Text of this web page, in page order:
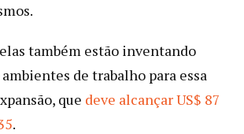
também estão inventando
de trabalho para essa
que deve alcançar US$ 87
.